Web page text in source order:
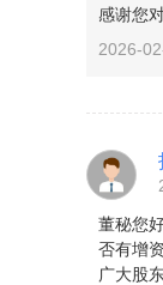
感谢您
2026-
董秘您
否有增
广大股